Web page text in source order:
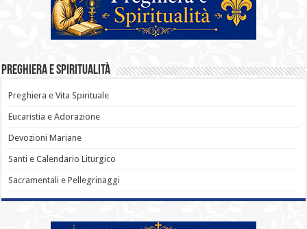
Preghiera e Spiritualità
Preghiera e Vita Spirituale
Eucaristia e Adorazione
Devozioni Mariane
Santi e Calendario Liturgico
Sacramentali e Pellegrinaggi